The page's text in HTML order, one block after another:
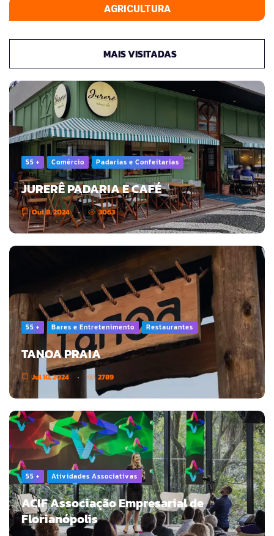
AGRICULTURA
MAIS VISITADAS
55 + Comércio Padarias e Confeitarias
JURERÊ PADARIA E CAFÉ
Out 8, 2024 3063
55 + Bares e Entretenimento Restaurantes
TANOA PRAIA
Jul 10, 2024 2789
55 + Atividades Associativas
ACIF Associação Empresarial de
Florianópolis